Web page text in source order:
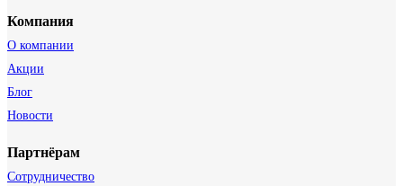
Компания
О компании
Акции
Блог
Новости
Партнёрам
Сотрудничество